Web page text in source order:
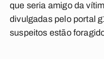
que seria amigo da
divulgadas pelo portal
suspeitos estão